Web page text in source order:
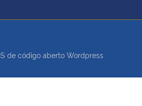
de código aberto Wordpress